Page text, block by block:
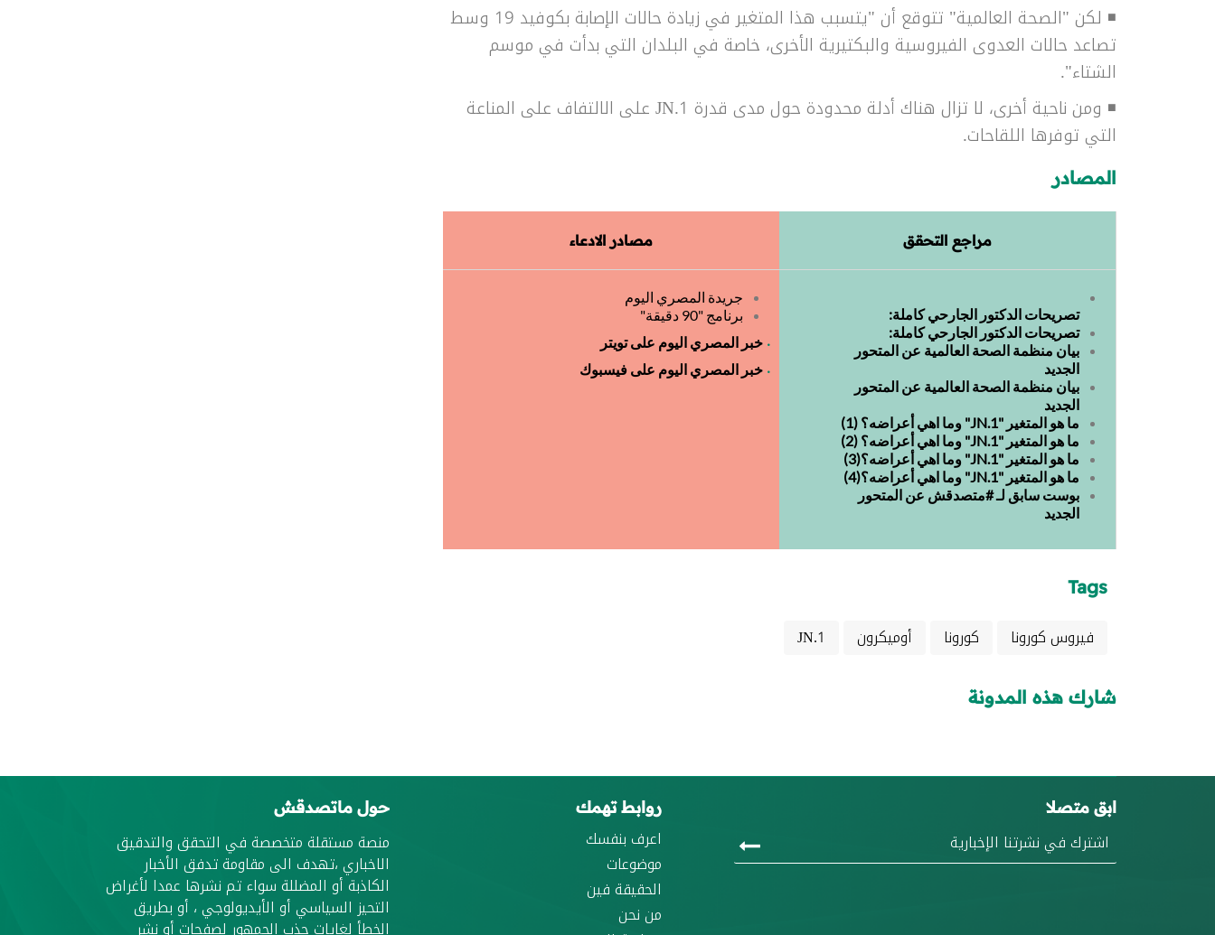
◾ لكن "الصحة العالمية" تتوقع أن "يتسبب هذا المتغير في زيادة حالات الإصابة بكوفيد 19 وسط
تصاعد حالات العدوى الفيروسية والبكتيرية الأخرى، خاصة في البلدان التي بدأت في موسم
الشتاء".
◾ ومن ناحية أخرى، لا تزال هناك أدلة محدودة حول مدى قدرة JN.1 على الالتفاف على المناعة
التي توفرها اللقاحات.
المصادر
مراجع التحقق مصادر الادعاء
تصريحات الدكتور الجارحي كاملة:
تصريحات الدكتور الجارحي كاملة:
بيان منظمة الصحة العالمية عن المتحور
الجديد
بيان منظمة الصحة العالمية عن المتحور
الجديد
ما هو المتغير "JN.1" وما اهي أعراضه؟ (1)
ما هو المتغير "JN.1" وما اهي أعراضه؟ (2)
ما هو المتغير "JN.1" وما اهي أعراضه؟(3)
ما هو المتغير "JN.1" وما اهي أعراضه؟(4)
بوست سابق لـ #متصدقش عن المتحور
الجديد
جريدة المصري اليوم
برنامج "90 دقيقة"
خبر المصري اليوم على تويتر
خبر المصري اليوم على فيسبوك
Tags
فيروس كورونا كورونا أوميكرون JN.1
شارك هذه المدونة
ابق متصلا روابط تهمك
اعرف بنفسك
موضوعات
الحقيقة فين
من نحن
حول ماتصدقش
منصة مستقلة متخصصة في التحقق والتدقيق
الاخباري ،تهدف الى مقاومة تدفق الأخبار
الكاذبة أو المضللة سواء تم نشرها عمدا لأغراض
التحيز السياسي أو الأيديولوجي ، أو بطريق
الخطأ لغايات جذب الجمهور لصفحات أو نشر